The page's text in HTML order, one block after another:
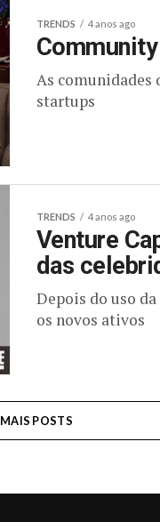
TRENDS 4 anos ago
As comunidades
startups
TRENDS 4 anos ago
Venture
das
Depois do uso
os novos ativos
MAIS POSTS